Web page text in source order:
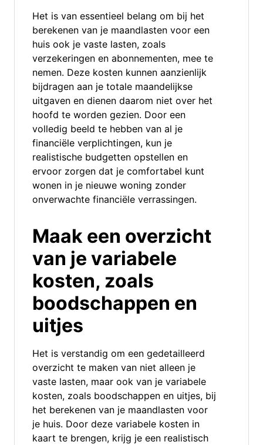
Het is van essentieel belang om bij het
berekenen van je maandlasten voor een
huis ook je vaste lasten, zoals
verzekeringen en abonnementen, mee te
nemen. Deze kosten kunnen aanzienlijk
bijdragen aan je totale maandelijkse
uitgaven en dienen daarom niet over het
hoofd te worden gezien. Door een
volledig beeld te hebben van al je
financiële verplichtingen, kun je
realistische budgetten opstellen en
ervoor zorgen dat je comfortabel kunt
wonen in je nieuwe woning zonder
onverwachte financiële verrassingen.
Maak een overzicht
van je variabele
kosten, zoals
boodschappen en
uitjes
Het is verstandig om een gedetailleerd
overzicht te maken van niet alleen je
vaste lasten, maar ook van je variabele
kosten, zoals boodschappen en uitjes, bij
het berekenen van je maandlasten voor
je huis. Door deze variabele kosten in
kaart te brengen, krijg je een realistisch